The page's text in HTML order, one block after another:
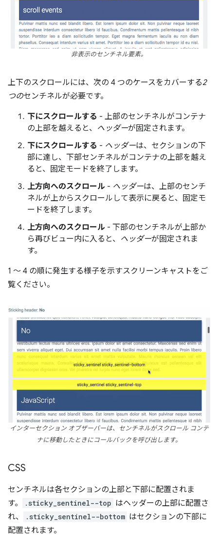
非表示のセンチネル要素。
上下のスクロールには、次の 4 つのケースをカバーする2
つのセンチネルが必要です。
下にスクロールする - 上部のセンチネルがコンテナ
の上部を越えると、 ヘッダーが固定されます。
下にスクロールする - ヘッダーは、セクションの下
部に達し、下部センチネルがコンテナの上部を越え
ると、固定モードを終了します。
上方向へのスクロール - ヘッダーは、上部のセンチ
ネルが上からスクロールして表示に戻ると、固定モ
ードを終了します。
上方向へのスクロール - 下部のセンチネルが上部か
ら再びビュー内に入ると、 ヘッダーが固定されま
す。
1 ～ 4 の順に発生する様子を示すスクリーンキャストをご
覧ください。
インターセクション オブザーバーは、センチネルがスクロール コンテ
ナに移動したときにコールバックを呼び出します。
CSS
センチネルは各セクションの上部と下部に配置されま
す。
.sticky_sentinel--top はヘッダーの上部に配置さ
れ、
.sticky_sentinel--bottom はセクションの下部に
配置されます。